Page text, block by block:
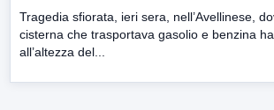
Tragedia sfiorata, ieri sera, nell’Avellinese,
cisterna che trasportava gasolio e benzina
all’altezza del...